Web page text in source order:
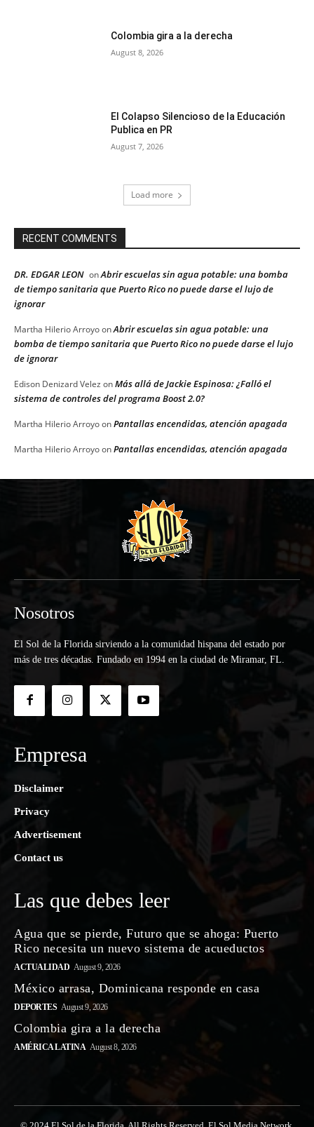
Colombia gira a la derecha
August 8, 2026
El Colapso Silencioso de la Educación
Publica en PR
August 7, 2026
Load more
RECENT COMMENTS
DR. EDGAR LEON onAbrir escuelas sin agua potable: una bomba
de tiempo sanitaria que Puerto Rico no puede darse el lujo de
ignorar
Martha Hilerio ArroyoonAbrir escuelas sin agua potable: una
bomba de tiempo sanitaria que Puerto Rico no puede darse el lujo
de ignorar
Edison Denizard Velez onMás allá de Jackie Espinosa: ¿Falló el
sistema de controles del programa Boost 2.0?
Martha Hilerio ArroyoonPantallas encendidas, atención apagada
Martha Hilerio ArroyoonPantallas encendidas, atención apagada
Nosotros
El Sol de la Florida sirviendo a la comunidad hispana del estado por
más de tres décadas. Fundado en 1994 en la ciudad de Miramar, FL.
Empresa
Disclaimer
Privacy
Advertisement
Contact us
Las que debes leer
Agua que se pierde, Futuro que se ahoga: Puerto
Rico necesita un nuevo sistema de acueductos
ACTUALIDAD August 9, 2026
México arrasa, Dominicana responde en casa
DEPORTES August 9, 2026
Colombia gira a la derecha
AMÉRICA LATINA August 8, 2026